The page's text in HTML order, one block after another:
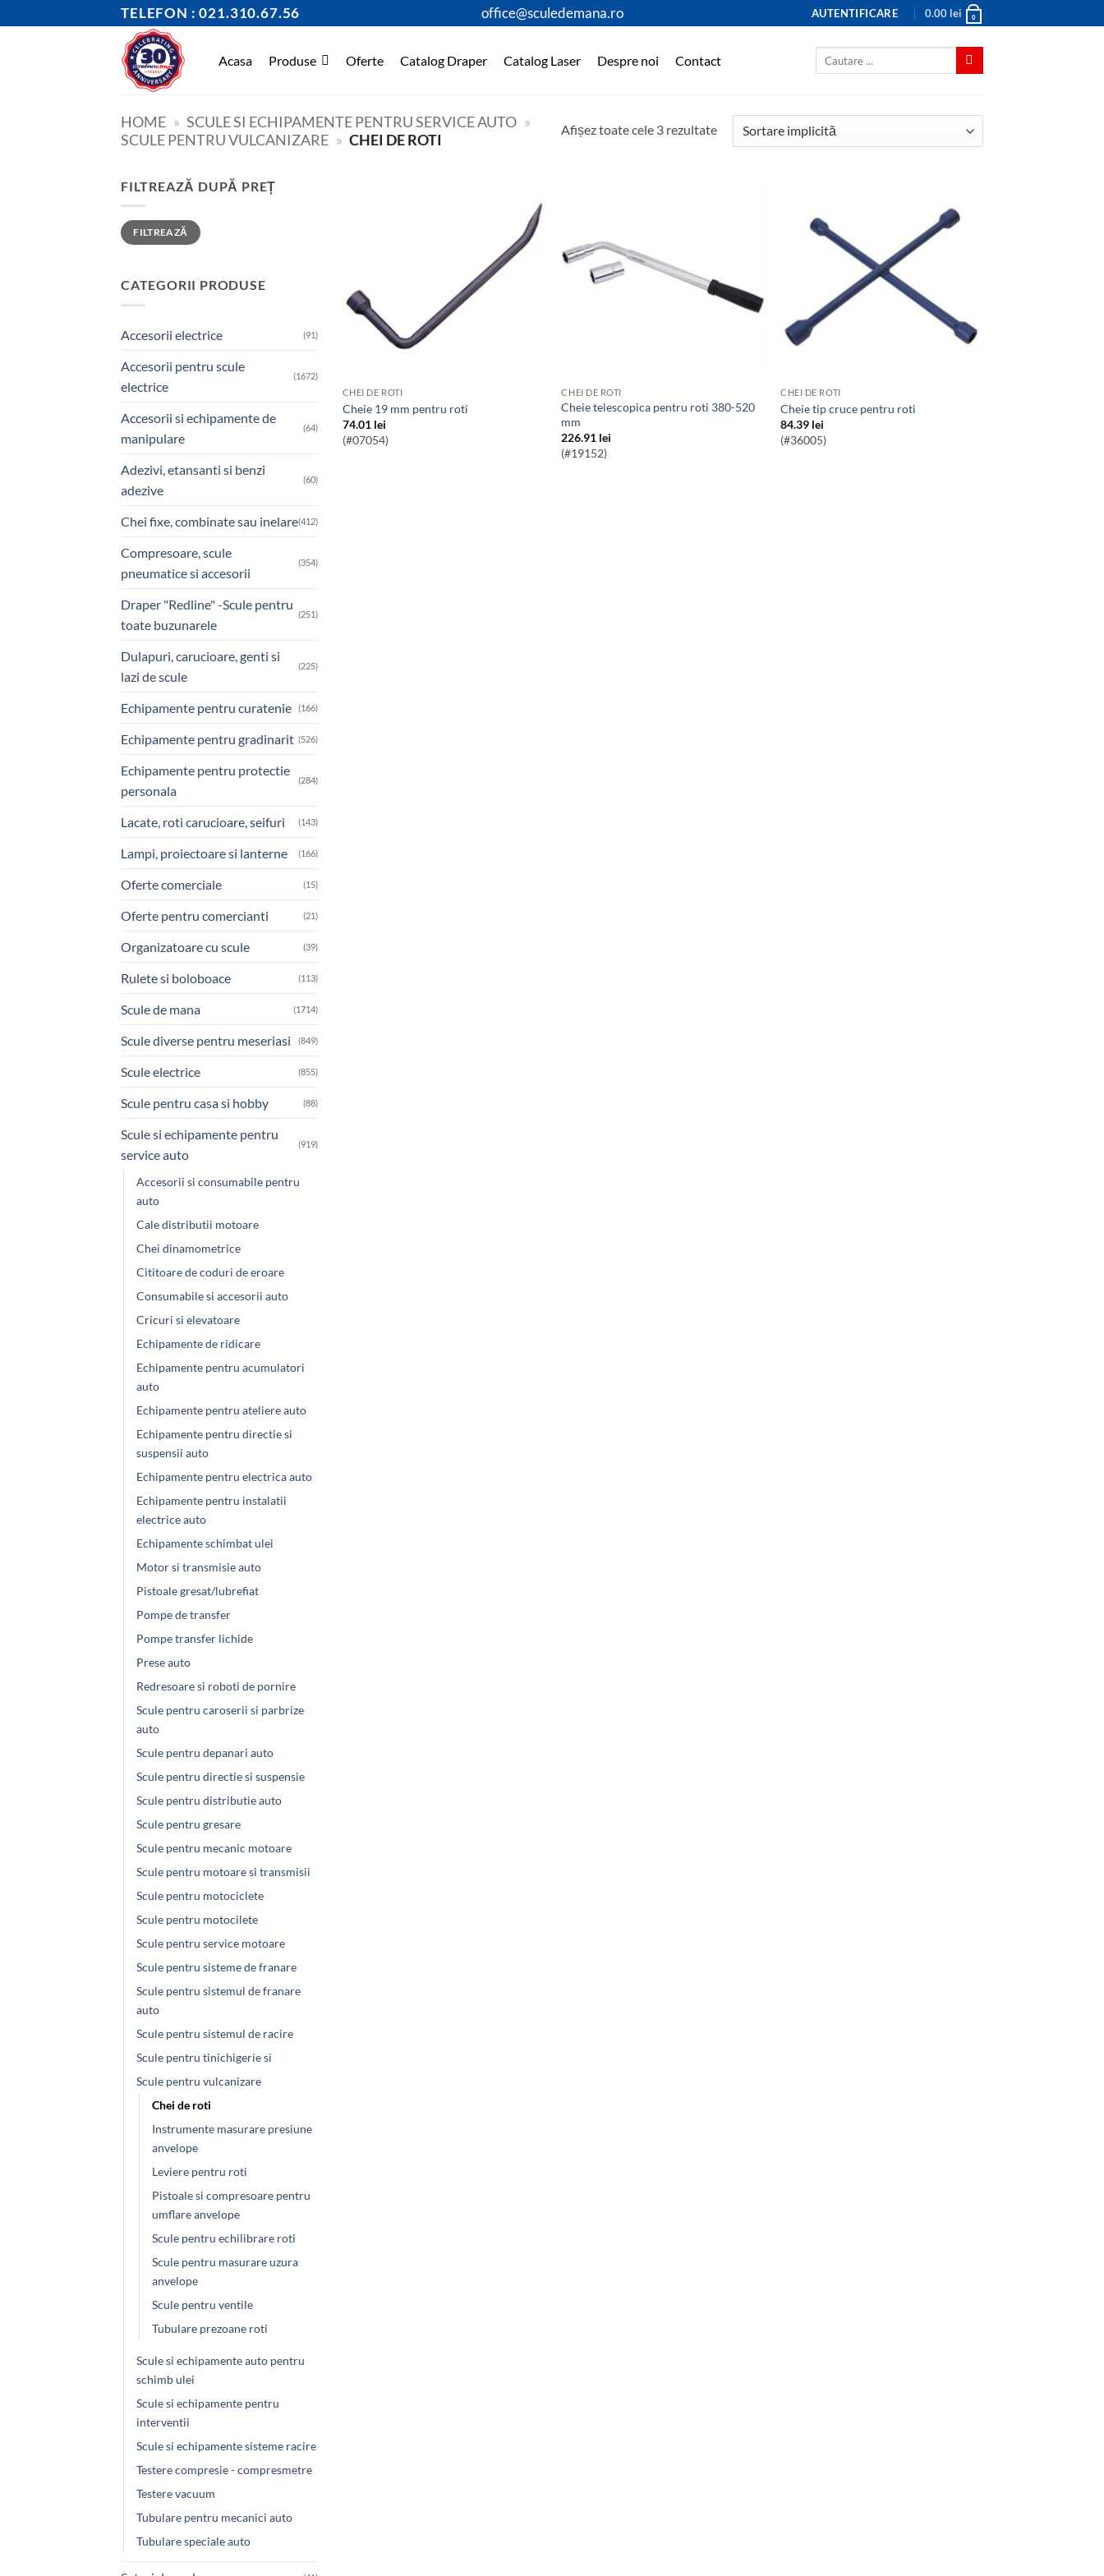
to
TELEFON : 021.310.67.56 office@sculedemana.ro AUTENTIFICARE 0.00 lei 0
Acasa Produse Oferte Catalog Draper Catalog Laser Despre noi Contact
HOME » SCULE SI ECHIPAMENTE PENTRU SERVICE AUTO »
SCULE PENTRU VULCANIZARE » CHEI DE ROTI
Afișez toate cele 3 rezultate
FILTREAZĂ DUPĂ PREȚ
Preț
minim
Preț
maxim
FILTREAZĂ
CATEGORII PRODUSE
Accesorii electrice (91)
Accesorii pentru scule
electrice
(1672)
Accesorii si echipamente de
manipulare
(64)
Adezivi, etansanti si benzi
adezive
(60)
Chei fixe, combinate sau inelare(412)
Compresoare, scule
pneumatice si accesorii
(354)
Draper "Redline" -Scule pentru
toate buzunarele
(251)
Dulapuri, carucioare, genti si
lazi de scule
(225)
Echipamente pentru curatenie (166)
Echipamente pentru gradinarit (526)
Echipamente pentru protectie
personala
(284)
Lacate, roti carucioare, seifuri (143)
Lampi, proiectoare si lanterne (166)
Oferte comerciale (15)
Oferte pentru comercianti (21)
Organizatoare cu scule (39)
Rulete si boloboace (113)
Scule de mana (1714)
Scule diverse pentru meseriasi (849)
Scule electrice (855)
Scule pentru casa si hobby (88)
Scule si echipamente pentru
service auto
(919)
Accesorii si consumabile pentru
auto
Cale distributii motoare
Chei dinamometrice
Cititoare de coduri de eroare
Consumabile si accesorii auto
Cricuri si elevatoare
Echipamente de ridicare
Echipamente pentru acumulatori
auto
Echipamente pentru ateliere auto
Echipamente pentru directie si
suspensii auto
Echipamente pentru electrica auto
Echipamente pentru instalatii
electrice auto
Echipamente schimbat ulei
Motor si transmisie auto
Pistoale gresat/lubrefiat
Pompe de transfer
Pompe transfer lichide
Prese auto
Redresoare si roboti de pornire
Scule pentru caroserii si parbrize
auto
Scule pentru depanari auto
Scule pentru directie si suspensie
Scule pentru distributie auto
Scule pentru gresare
Scule pentru mecanic motoare
Scule pentru motoare si transmisii
Scule pentru motociclete
Scule pentru motocilete
Scule pentru service motoare
Scule pentru sisteme de franare
Scule pentru sistemul de franare
auto
Scule pentru sistemul de racire
Scule pentru tinichigerie si
Scule pentru vulcanizare
Chei de roti
Instrumente masurare presiune
anvelope
Leviere pentru roti
Pistoale si compresoare pentru
umflare anvelope
Scule pentru echilibrare roti
Scule pentru masurare uzura
anvelope
Scule pentru ventile
Tubulare prezoane roti
Scule si echipamente auto pentru
schimb ulei
Scule si echipamente pentru
interventii
Scule si echipamente sisteme racire
Testere compresie - compresmetre
Testere vacuum
Tubulare pentru mecanici auto
Tubulare speciale auto
CHEI DE ROTI
Cheie 19 mm pentru roti
74.01 lei
(#07054)
CHEI DE ROTI
Cheie telescopica pentru roti 380-520
mm
226.91 lei
(#19152)
CHEI DE ROTI
Cheie tip cruce pentru roti
84.39 lei
(#36005)